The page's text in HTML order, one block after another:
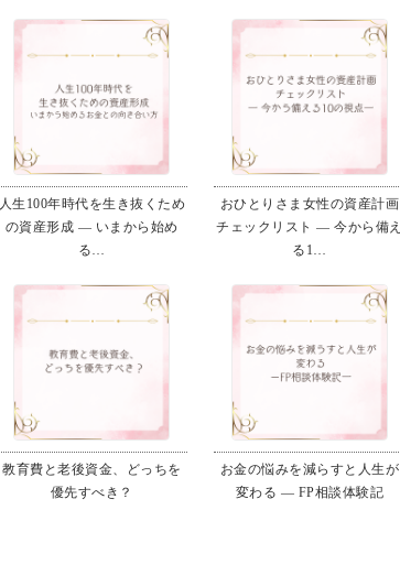
人生100年時代を生き抜くため
の資産形成 ― いまから始め
る…
おひとりさま女性の資産計画
チェックリスト ― 今から備え
る1…
教育費と老後資金、どっちを
優先すべき？
お金の悩みを減らすと人生が
変わる ― FP相談体験記